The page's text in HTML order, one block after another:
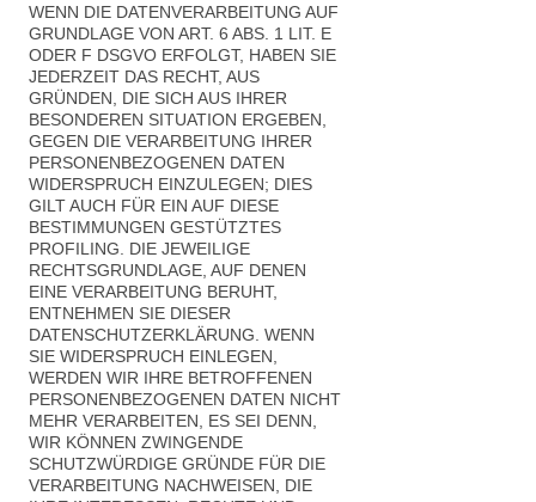
WENN DIE DATENVERARBEITUNG AUF
GRUNDLAGE VON ART. 6 ABS. 1 LIT. E
ODER F DSGVO ERFOLGT, HABEN SIE
JEDERZEIT DAS RECHT, AUS
GRÜNDEN, DIE SICH AUS IHRER
BESONDEREN SITUATION ERGEBEN,
GEGEN DIE VERARBEITUNG IHRER
PERSONENBEZOGENEN DATEN
WIDERSPRUCH EINZULEGEN; DIES
GILT AUCH FÜR EIN AUF DIESE
BESTIMMUNGEN GESTÜTZTES
PROFILING. DIE JEWEILIGE
RECHTSGRUNDLAGE, AUF DENEN
EINE VERARBEITUNG BERUHT,
ENTNEHMEN SIE DIESER
DATENSCHUTZERKLÄRUNG. WENN
SIE WIDERSPRUCH EINLEGEN,
WERDEN WIR IHRE BETROFFENEN
PERSONENBEZOGENEN DATEN NICHT
MEHR VERARBEITEN, ES SEI DENN,
WIR KÖNNEN ZWINGENDE
SCHUTZWÜRDIGE GRÜNDE FÜR DIE
VERARBEITUNG NACHWEISEN, DIE